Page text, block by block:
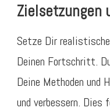
Zielsetzungen
Setze Dir
Deinen Fortschritt.
Deine Methoden und
und verbessern.